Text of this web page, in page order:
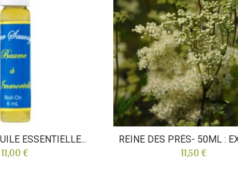
ESSENTIELLE...
11,00 €
REINE DES PRÉS- 50ML :
11,50 €